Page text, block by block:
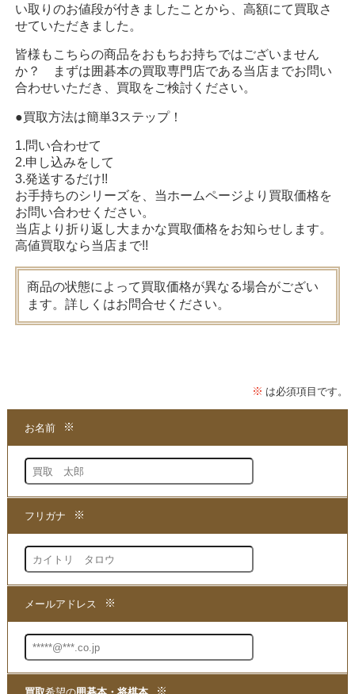
い取りのお値段が付きましたことから、高額にて買取さ
せていただきました。
皆様もこちらの商品をおもちお持ちではございません
か？ まずは囲碁本の買取専門店である当店までお問い
合わせいただき、買取をご検討ください。
●買取方法は簡単3ステップ！
1.問い合わせて
2.申し込みをして
3.発送するだけ!!
お手持ちのシリーズを、当ホームページより買取価格を
お問い合わせください。
当店より折り返し大まかな買取価格をお知らせします。
高値買取なら当店まで!!
商品の状態によって買取価格が異なる場合がござい
ます。詳しくはお問合せください。